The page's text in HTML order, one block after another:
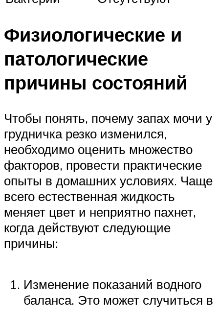
Физиологические и
патологические
причины состояний
Чтобы понять, почему запах мочи у
грудничка резко изменился,
необходимо оценить множество
факторов, провести практические
опыты в домашних условиях. Чаще
всего естественная жидкость
меняет цвет и неприятно пахнет,
когда действуют следующие
причины:
Изменение показаний водного
баланса. Это может случиться в